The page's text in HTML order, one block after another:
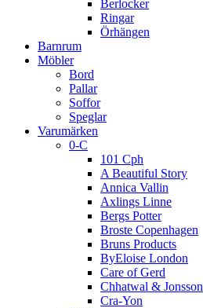
Berlocker
Ringar
Örhängen
Barnrum
Möbler
Bord
Pallar
Soffor
Speglar
Varumärken
0-C
101 Cph
A Beautiful Story
Annica Vallin
Axlings Linne
Bergs Potter
Broste Copenhagen
Bruns Products
ByEloise London
Care of Gerd
Chhatwal & Jonsson
Cra-Yon